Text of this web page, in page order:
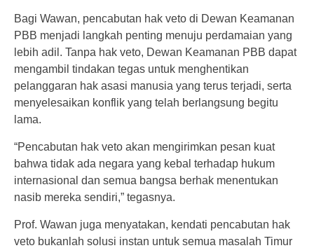
Bagi Wawan, pencabutan hak veto di Dewan Keamanan
PBB menjadi langkah penting menuju perdamaian yang
lebih adil. Tanpa hak veto, Dewan Keamanan PBB dapat
mengambil tindakan tegas untuk menghentikan
pelanggaran hak asasi manusia yang terus terjadi, serta
menyelesaikan konflik yang telah berlangsung begitu
lama.
“Pencabutan hak veto akan mengirimkan pesan kuat
bahwa tidak ada negara yang kebal terhadap hukum
internasional dan semua bangsa berhak menentukan
nasib mereka sendiri,” tegasnya.
Prof. Wawan juga menyatakan, kendati pencabutan hak
veto bukanlah solusi instan untuk semua masalah Timur